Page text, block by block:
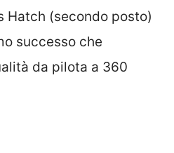
Hatch (secondo posto)
successo che
da pilota a 360